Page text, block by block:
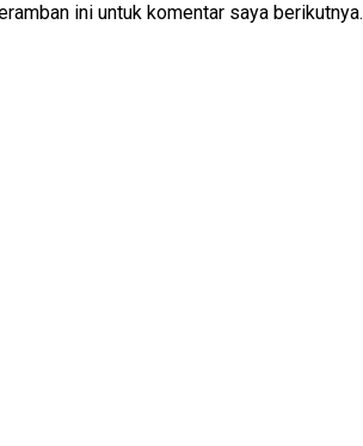
ini untuk komentar saya berikutnya.